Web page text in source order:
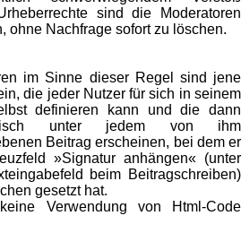
sind die Moderatoren
ohne Nachfrage sofort zu löschen.
im Sinne dieser Regel sind jene
die jeder Nutzer für sich in seinem
definieren kann und die dann
unter jedem von ihm
Beitrag erscheinen, bei dem er
»Signatur anhängen« (unter
beim Beitragschreiben)
gesetzt hat.
Verwendung von Html-Code